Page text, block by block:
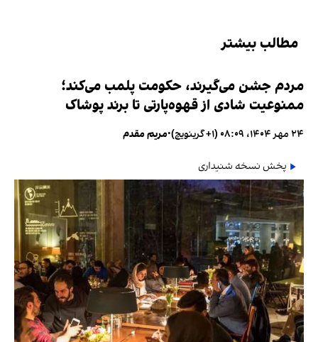
مطالب بیشتر
مردم جشن می‌گیرند، حکومت پلمب می‌کند؛
ممنوعیت شادی از قهوه‌پارتی تا برند پوشاک
۲۴ مهر ۱۴۰۴، ۰۸:۰۹ (‎+۱ گرینویچ) •مریم مقدم
پخش نسخه شنیداری